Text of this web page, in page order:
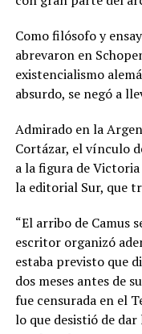
Como filósofo y
abrevaron en
existencialismo
absurdo, se negó a
Admirado en la
Cortázar, el vínculo
a la figura de
la editorial Sur, que
“El arribo de Camus
escritor organizó
estaba previsto que
dos meses antes de
fue censurada en el
lo que desistió de dar